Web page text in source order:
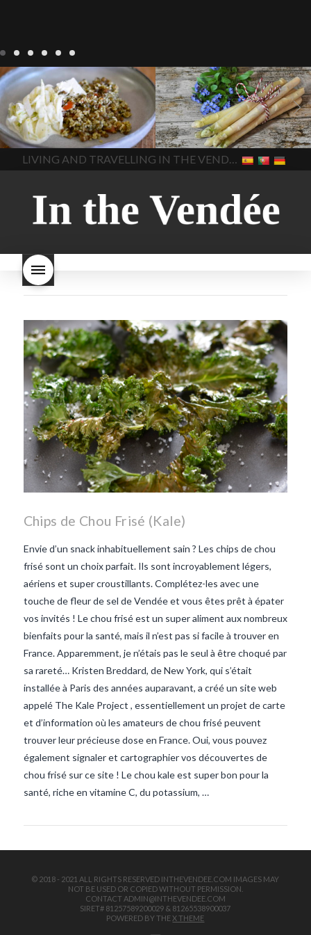
Notre cuisine
agriculture-
vendee comment cuisiner
les lentilles vertes cuisine-
vendue
cuisiner en France
cuisiner-avec-des-
ingrédients-vendus
cultures-vendues-lentilles la
cuisine au printemps la
cuisine avec les lentilles la
en vacances
lentilles vertes
lentilles vertes et boulgour
lentilles vertes-vendues les
grossir les lentilles vertes
sont-elles bonnes pour la
santé les lentilles vertes
sont-elles bonnes pour vous
repas d'été repas de
printemps salade d'endives
salade de lentilles vertes
taboulé taboulé et lentilles
vertes
In The Vendee
Notre cuisine asperges
asperges-a-la-flamande
asperges-blanches
asperges-pour-le-petit-
déjeuner asperges-
saisonnières asperges-
sauce-crème asperges-
soup carbonara-
végétarienne cuisine
saisonnière
cuisine-locale
cuisine-maison européenne
cuisine-maison-france
In The Vendee
LIVING AND TRAVELLING IN THE VENDÉE
Chips de Chou Frisé (Kale)
Envie d’un snack inhabituellement sain ? Les chips de chou
frisé sont un choix parfait. Ils sont incroyablement légers,
aériens et super croustillants. Complétez-les avec une
touche de fleur de sel de Vendée et vous êtes prêt à épater
vos invités ! Le chou frisé est un super aliment aux nombreux
bienfaits pour la santé, mais il n’est pas si facile à trouver en
France. Apparemment, je n’étais pas le seul à être choqué par
sa rareté… Kristen Breddard, de New York, qui s’était
installée à Paris des années auparavant, a créé un site web
appelé The Kale Project , essentiellement un projet de carte
et d’information où les amateurs de chou frisé peuvent
trouver leur précieuse dose en France. Oui, vous pouvez
également signaler et cartographier vos découvertes de
chou frisé sur ce site ! Le chou kale est super bon pour la
santé, riche en vitamine C, du potassium, …
© 2018 - 2021 ALL RIGHTS RESERVED INTHEVENDEE.COM IMAGES MAY
NOT BE USED OR COPIED WITHOUT PERMISSION.
CONTACT ADMIN@INTHEVENDEE.COM
SIRET# 81257589200029 & 81265538900037
POWERED BY THEX THEME